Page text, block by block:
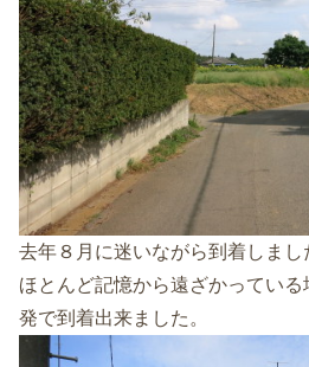
去年８月に迷いながら到着しまし
ほとんど記憶から遠ざかってい
発で到着出来ました。